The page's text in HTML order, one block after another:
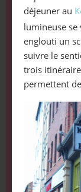
déjeuner au
lumineuse se
englouti un
suivre le
trois
permettent